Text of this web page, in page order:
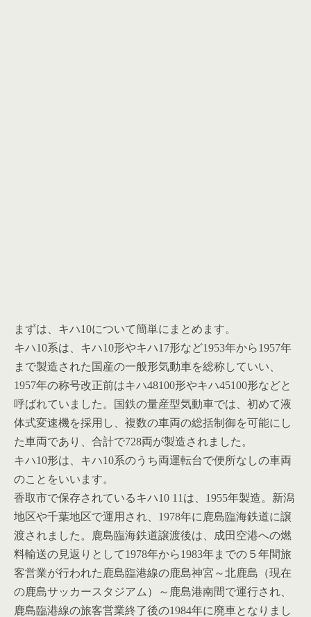
まずは、キハ10について簡単にまとめます。
キハ10系は、キハ10形やキハ17形など1953年から1957年
まで製造された国産の一般形気動車を総称していい、
1957年の称号改正前はキハ48100形やキハ45100形などと
呼ばれていました。国鉄の量産型気動車では、初めて液
体式変速機を採用し、複数の車両の総括制御を可能にし
た車両であり、合計で728両が製造されました。
キハ10形は、キハ10系のうち両運転台で便所なしの車両
のことをいいます。
香取市で保存されているキハ10 11は、1955年製造。新潟
地区や千葉地区で運用され、1978年に鹿島臨海鉄道に譲
渡されました。鹿島臨海鉄道譲渡後は、成田空港への燃
料輸送の見返りとして1978年から1983年までの５年間旅
客営業が行われた鹿島臨港線の鹿島神宮～北鹿島（現在
の鹿島サッカースタジアム）～鹿島港南間で運行され、
鹿島臨港線の旅客営業終了後の1984年に廃車となりまし